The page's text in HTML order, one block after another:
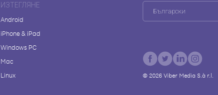
ИЗТЕГЛЯНЕ
Android
iPhone & iPad
Windows PC
Mac
Linux
Български
© 2026 Viber Media S.à r.l.